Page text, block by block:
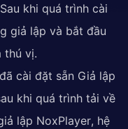
khi quá trình cài
giả lập và bắt đầu
thú vị.
cài đặt sẵn Giả lập
khi quá trình tải về
lập NoxPlayer, hệ